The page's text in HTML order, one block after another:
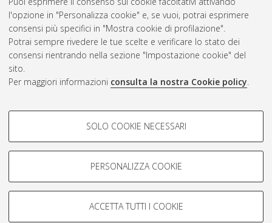
l'opzione in "Personalizza cookie" e, se vuoi, potrai esprimere
consensi più specifici in "Mostra cookie di profilazione".
Potrai sempre rivedere le tue scelte e verificare lo stato dei
consensi rientrando nella sezione "Impostazione cookie" del
sito.
Per maggiori informazioni consulta la nostra Cookie policy.
COOKIE DI PROFILAZIONE -
Si tratta di cookie utilizzati per analizzare le caratteristiche della
navigazione degli utenti, creare profili in base al loro comportamento
Mostra cookie di profilazione
SOLO COOKIE NECESSARI
PERSONALIZZA COOKIE
ACCETTA TUTTI I COOKIE
Rss 1.0
Rss 2.0
ISSN: 2038-7946
Impostazioni Cookie
Informativa sulla privacy
Condizioni d’uso del sito